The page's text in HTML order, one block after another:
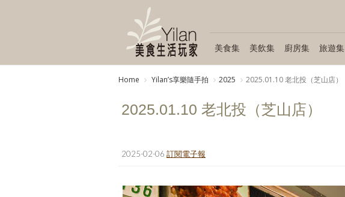
美食集 美飲集 廚房集 旅遊集
Home Yilanʼs享樂隨手拍 2025 2025.01.10 老北投（芝山店）
2025.01.10 老北投（芝山店）
2025-02-06 訂閱電子報